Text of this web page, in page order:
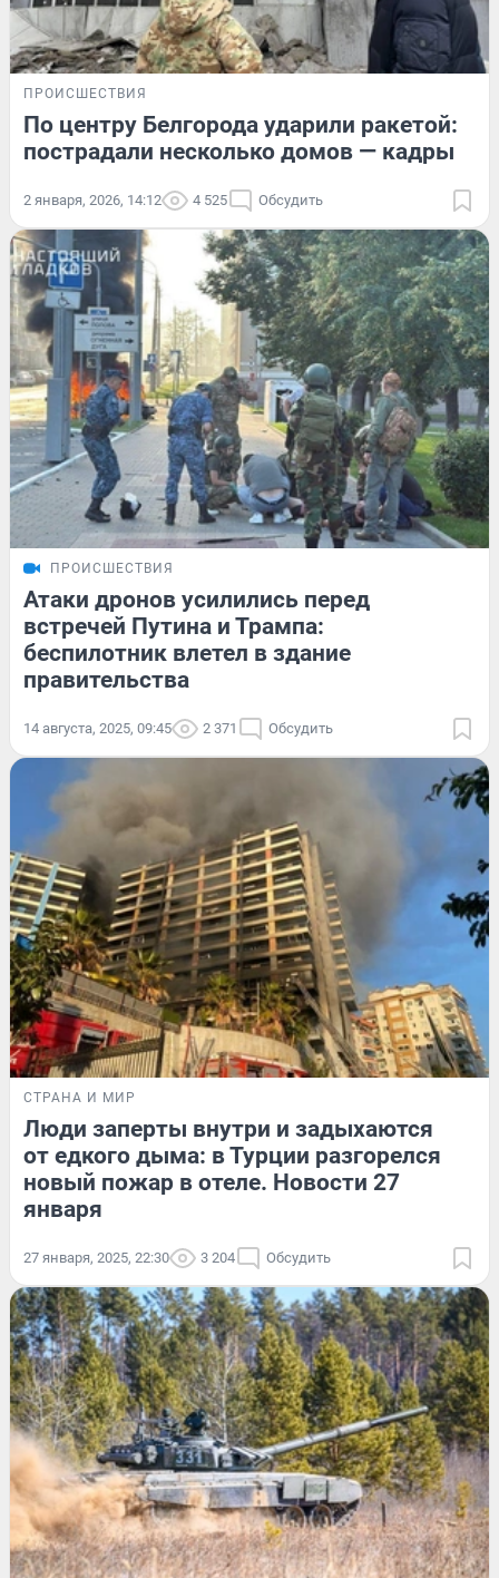
ПРОИСШЕСТВИЯ
По центру Белгорода ударили ракетой:
пострадали несколько домов — кадры
2 января, 2026, 14:12 4 525 Обсудить
ПРОИСШЕСТВИЯ
Атаки дронов усилились перед
встречей Путина и Трампа:
беспилотник влетел в здание
правительства
14 августа, 2025, 09:45 2 371 Обсудить
СТРАНА И МИР
Люди заперты внутри и задыхаются
от едкого дыма: в Турции разгорелся
новый пожар в отеле. Новости 27
января
27 января, 2025, 22:30 3 204 Обсудить